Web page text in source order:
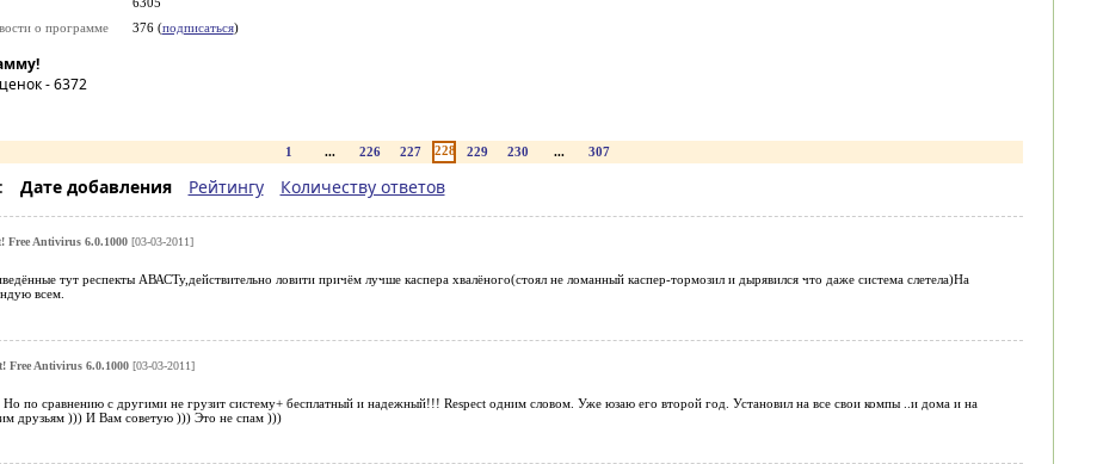
о программе
376 (подписаться)
-6372
1 ... 226 227 228 229 230 ... 307
Дате добавления Рейтингу Количеству ответов
Free Antivirus 6.0.1000[03-03-2011]
тут респекты АВАСТу,действительно ловити причём лучше каспера хвалёного(стоял не ломанный каспер-тормозил и дырявился что даже система слетела)На
всем.
Free Antivirus 6.0.1000[03-03-2011]
Но по сравнению с другими не грузит систему+ бесплатный и надежный!!! Respect одним словом. Уже юзаю его второй год. Установил на все свои компы ..и дома и на
друзьям ))) И Вам советую ))) Это не спам )))